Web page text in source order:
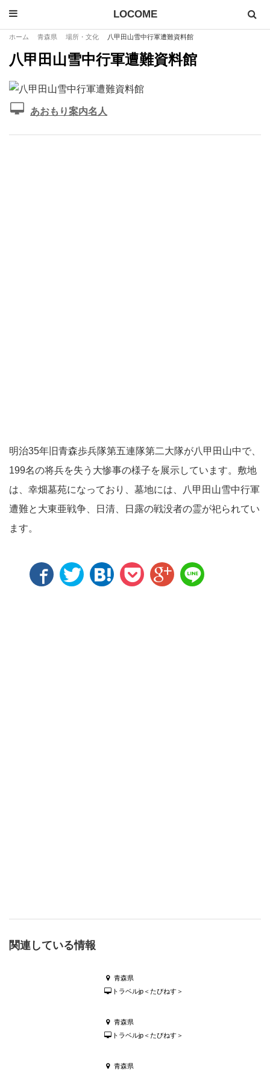
LOCOME
ホーム 青森県 場所・文化 八甲田山雪中行軍遭難資料館
八甲田山雪中行軍遭難資料館
あおもり案内名人
明治35年旧青森歩兵隊第五連隊第二大隊が八甲田山中で、
199名の将兵を失う大惨事の様子を展示しています。敷地
は、幸畑墓苑になっており、墓地には、八甲田山雪中行軍
遭難と大東亜戦争、日清、日露の戦没者の霊が祀られてい
ます。
関連している情報
青森県
トラベルjp＜たびねす＞
青森県
トラベルjp＜たびねす＞
青森県